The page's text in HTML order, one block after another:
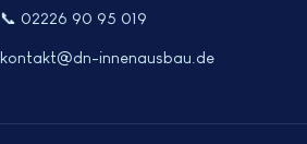
📞 02226 90 95 019
kontakt@dn-innenausbau.de